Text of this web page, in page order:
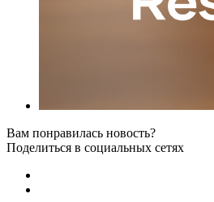
Вам понравилась новость?
Поделиться в социальных сетях